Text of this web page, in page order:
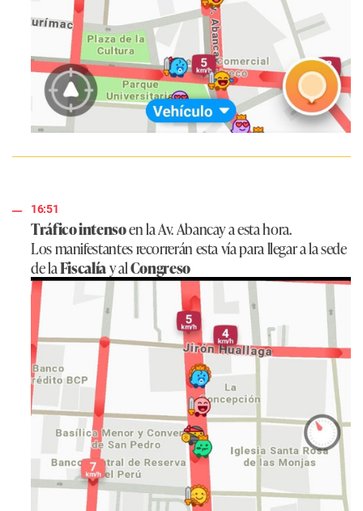
16:51
Tráfico intensoen la Av. Abancay a esta hora.
Los manifestantes recorrerán esta vía para llegar a la sede
de laFiscalíay alCongreso